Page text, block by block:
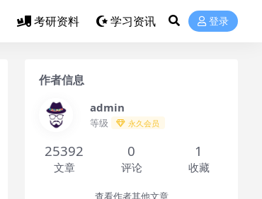
考研资料 学习资讯 登录
作者信息
admin
等级 永久会员
25392
文章
0
评论
1
收藏
查看作者其他文章